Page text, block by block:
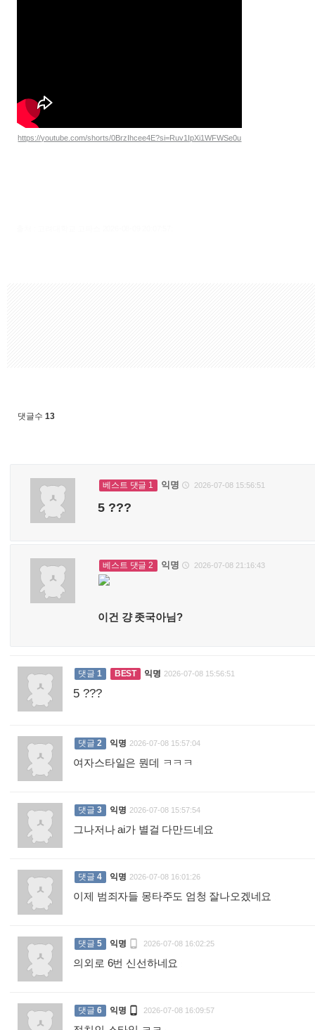
https://youtube.com/shorts/0BrzIhcee4E?si=Ruv1IpXi1WFWSe0u
댓글수 13
베스트 댓글 1 익명  2026-07-08 15:56:51
5 ???
베스트 댓글 2 익명  2026-07-08 21:16:43
이건 걍 좃국아님?
댓글 1 BEST 익명 2026-07-08 15:56:51
5 ???
댓글 2 익명 2026-07-08 15:57:04
여자스타일은 뭔데 ㅋㅋㅋ
댓글 3 익명 2026-07-08 15:57:54
그나저나 ai가 별걸 다만드네요
댓글 4 익명 2026-07-08 16:01:26
이제 범죄자들 몽타주도 엄청 잘나오겠네요
댓글 5 익명  2026-07-08 16:02:25
의외로 6번 신선하네요
댓글 6 익명  2026-07-08 16:09:57